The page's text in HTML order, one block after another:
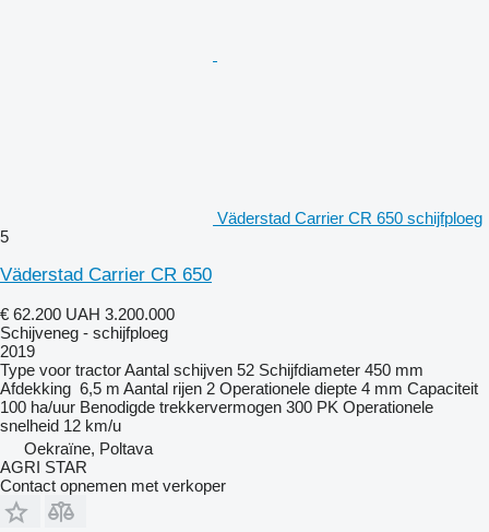
Väderstad Carrier CR 650 schijfploeg
5
Väderstad Carrier CR 650
€ 62.200 UAH 3.200.000
Schijveneg - schijfploeg
2019
Type voor tractorAantal schijven 52 Schijfdiameter 450 mm
Afdekking 6,5 m Aantal rijen 2 Operationele diepte 4 mm Capaciteit
100 ha/uur Benodigde trekkervermogen 300 PK Operationele
snelheid 12 km/u
Oekraïne, Poltava
AGRI STAR
Contact opnemen met verkoper